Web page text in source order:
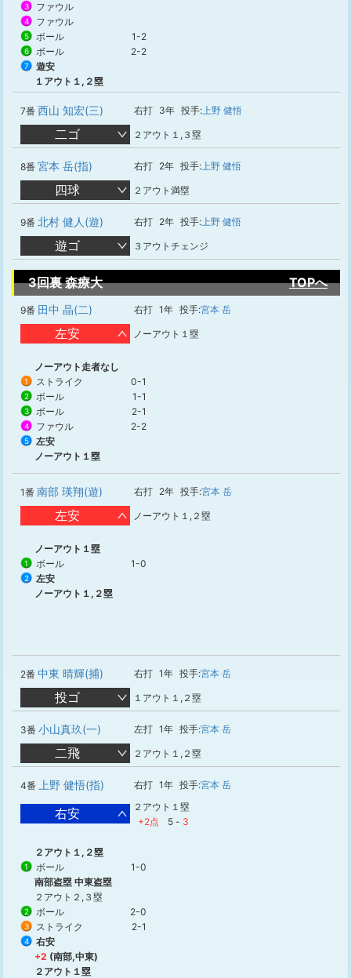
3 ファウル
4 ファウル
5 ボール 1-2
6 ボール 2-2
7
遊安
１アウト１,２塁
7番 西山 知宏(三) 右打 3年 投手:上野 健悟
二ゴ ２アウト１,３塁
8番 宮本 岳(指) 右打 2年 投手:上野 健悟
四球 ２アウト満塁
9番 北村 健人(遊) 右打 2年 投手:上野 健悟
遊ゴ ３アウトチェンジ
3回裏 森療大 TOPへ
9番 田中 晶(二) 右打 1年 投手:宮本 岳
左安 ノーアウト１塁
ノーアウト走者なし
1 ストライク 0-1
2 ボール 1-1
3 ボール 2-1
4 ファウル 2-2
5
左安
ノーアウト１塁
1番 南部 瑛翔(遊) 右打 2年 投手:宮本 岳
左安 ノーアウト１,２塁
ノーアウト１塁
1 ボール 1-0
2
左安
ノーアウト１,２塁
2番 中東 晴輝(捕) 右打 1年 投手:宮本 岳
投ゴ １アウト１,２塁
3番 小山真玖(一) 左打 1年 投手:宮本 岳
二飛 ２アウト１,２塁
4番 上野 健悟(指) 右打 1年 投手:宮本 岳
右安
２アウト１塁
+2点
5 - 3
２アウト１,２塁
1 ボール
1-0
南部盗塁 中東盗塁
２アウト２,３塁
2 ボール 2-0
3 ストライク 2-1
4
右安
+2 (南部,中東)
２アウト１塁